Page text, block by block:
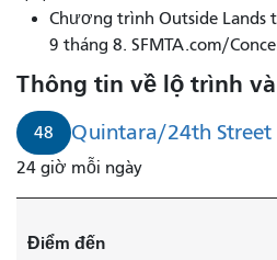
Chương trình Outside Lands
9 tháng 8. SFMTA.com/
Thông tin về lộ trình
48 Quintara/24th Street
24 giờ mỗi ngày
Điểm đến